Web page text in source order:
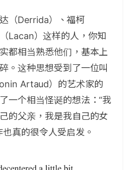
（Derrida）、福柯
Lacan）这样的人，你知
都相当熟悉他们，基本上
。这种思想受到了一位叫
Artaud）的艺术家的
一个相当怪诞的想法：“我
的父亲，我是我自己的女
真的很令人受启发。